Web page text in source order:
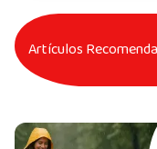
Artículos